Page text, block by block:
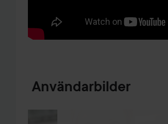
Användarbilder